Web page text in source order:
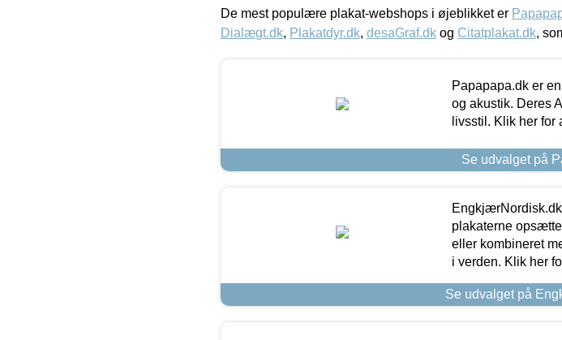
De mest populære plakat-webshops i øjeblikket er
Dialægt.dk, Plakatdyr.dk, desaGraf.dk og Citatplakat.dk,
Papapapa.dk er
og akustik. Deres
livsstil. Klik her for
Se udvalget på
plakaterne
eller kombineret
i verden. Klik her
Se udvalget på